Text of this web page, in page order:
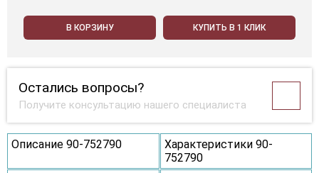
В КОРЗИНУ КУПИТЬ В 1 КЛИК
Остались вопросы?
Получите консультацию нашего специалиста
Описание 90-752790
Характеристики 90-
752790